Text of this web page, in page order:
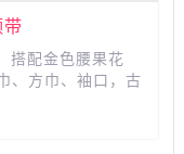
配金色腰果花
、方巾、袖口，古
美礼盒包装，更适